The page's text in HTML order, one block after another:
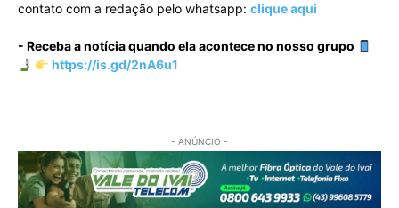
contato com a redação pelo whatsapp: clique aqui
- Receba a notícia quando ela acontece no nosso grupo
https://is.gd/2nA6u1
- ANÚNCIO -